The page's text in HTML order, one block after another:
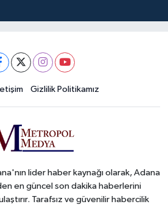
İletişim Gizlilik Politikamız
lider haber kaynağı olarak, Adana
en güncel son dakika haberlerini
Tarafsız ve güvenilir habercilik